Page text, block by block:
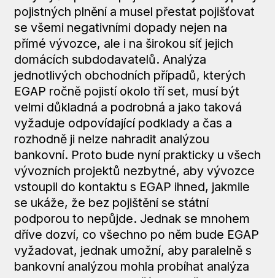
pojistných plnění a musel přestat pojišťovat
se všemi negativními dopady nejen na
přímé vývozce, ale i na širokou síť jejich
domácích subdodavatelů. Analýza
jednotlivých obchodních případů, kterých
EGAP ročně pojistí okolo tří set, musí být
velmi důkladná a podrobná a jako taková
vyžaduje odpovídající podklady a čas a
rozhodně ji nelze nahradit analýzou
bankovní. Proto bude nyní prakticky u všech
vývozních projektů nezbytné, aby vývozce
vstoupil do kontaktu s EGAP ihned, jakmile
se ukáže, že bez pojištění se státní
podporou to nepůjde. Jednak se mnohem
dříve dozví, co všechno po něm bude EGAP
vyžadovat, jednak umožní, aby paralelně s
bankovní analýzou mohla probíhat analýza